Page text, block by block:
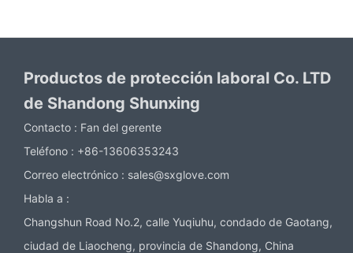
Productos de protección laboral Co. LTD
de Shandong Shunxing
Contacto : Fan del gerente
Teléfono : +86-13606353243
Correo electrónico : sales@sxglove.com
Habla a :
Changshun Road No.2, calle Yuqiuhu, condado de Gaotang,
ciudad de Liaocheng, provincia de Shandong, China